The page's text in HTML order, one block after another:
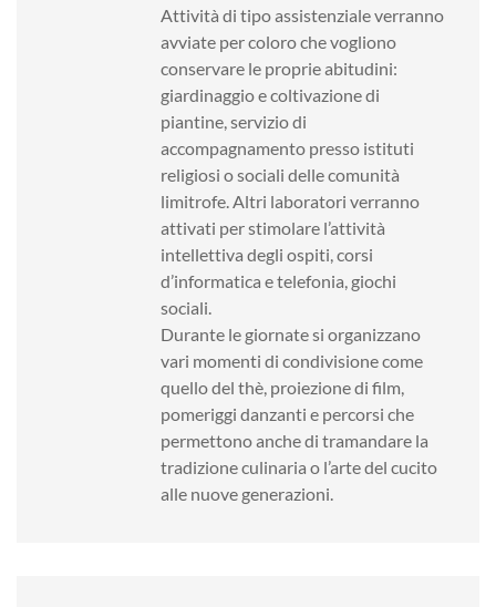
Attività di tipo assistenziale verranno
avviate per coloro che vogliono
conservare le proprie abitudini:
giardinaggio e coltivazione di
piantine, servizio di
accompagnamento presso istituti
religiosi o sociali delle comunità
limitrofe. Altri laboratori verranno
attivati per stimolare l’attività
intellettiva degli ospiti, corsi
d’informatica e telefonia, giochi
sociali.
Durante le giornate si organizzano
vari momenti di condivisione come
quello del thè, proiezione di film,
pomeriggi danzanti e percorsi che
permettono anche di tramandare la
tradizione culinaria o l’arte del cucito
alle nuove generazioni.